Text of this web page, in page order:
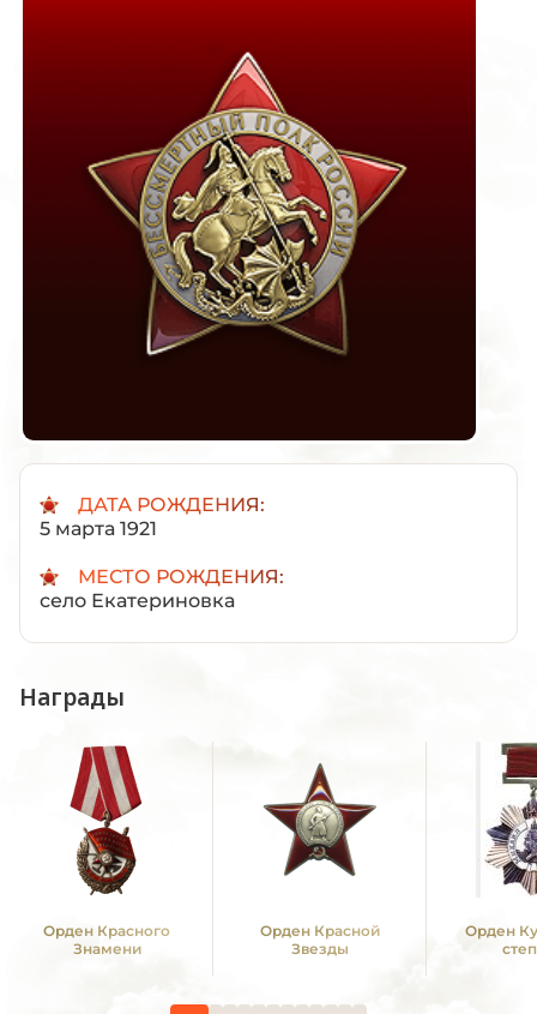
ДАТА РОЖДЕНИЯ:
5 марта 1921
МЕСТО РОЖДЕНИЯ:
село Екатериновка
Награды
Орден Красного
Знамени
Орден Красной
Звезды
Орден